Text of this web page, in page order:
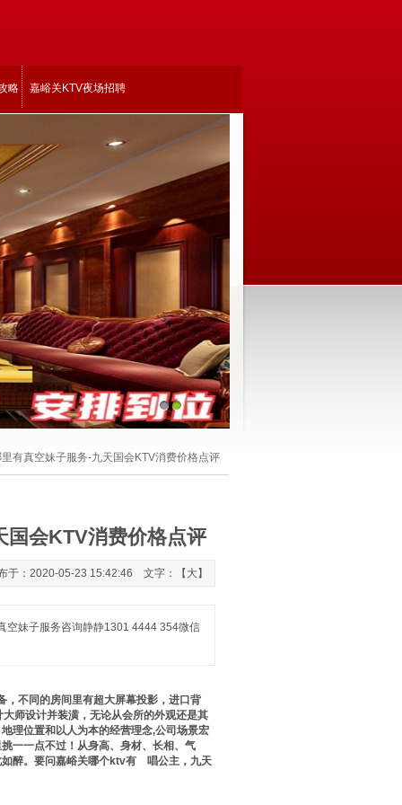
1 2
略 嘉峪关KTV夜场招聘
有真空妹子服务-九天国会KTV消费价格点评
国会KTV消费价格点评
于：2020-05-23 15:42:46 文字：【 大】
空妹子服务咨询静静1301 4444 354微信
不同的房间里有超大屏幕投影，进口背
师设计并装潢，无论从会所的外观还是其
理位置和以人为本的经营理念,公司场景宏
一一点不过！从身高、身材、长相、气
醉。要问嘉峪关哪个ktv有
唱公主，九天